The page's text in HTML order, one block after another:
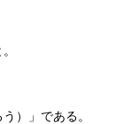
）」である。